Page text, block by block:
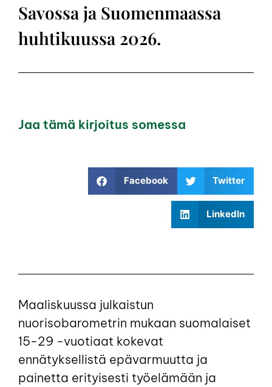
Savossa ja Suomenmaassa
huhtikuussa 2026.
Jaa tämä kirjoitus somessa
Facebook Twitter
LinkedIn
Maaliskuussa julkaistun
nuorisobarometrin mukaan suomalaiset
15-29 -vuotiaat kokevat
ennätyksellistä epävarmuutta ja
painetta erityisesti työelämään ja